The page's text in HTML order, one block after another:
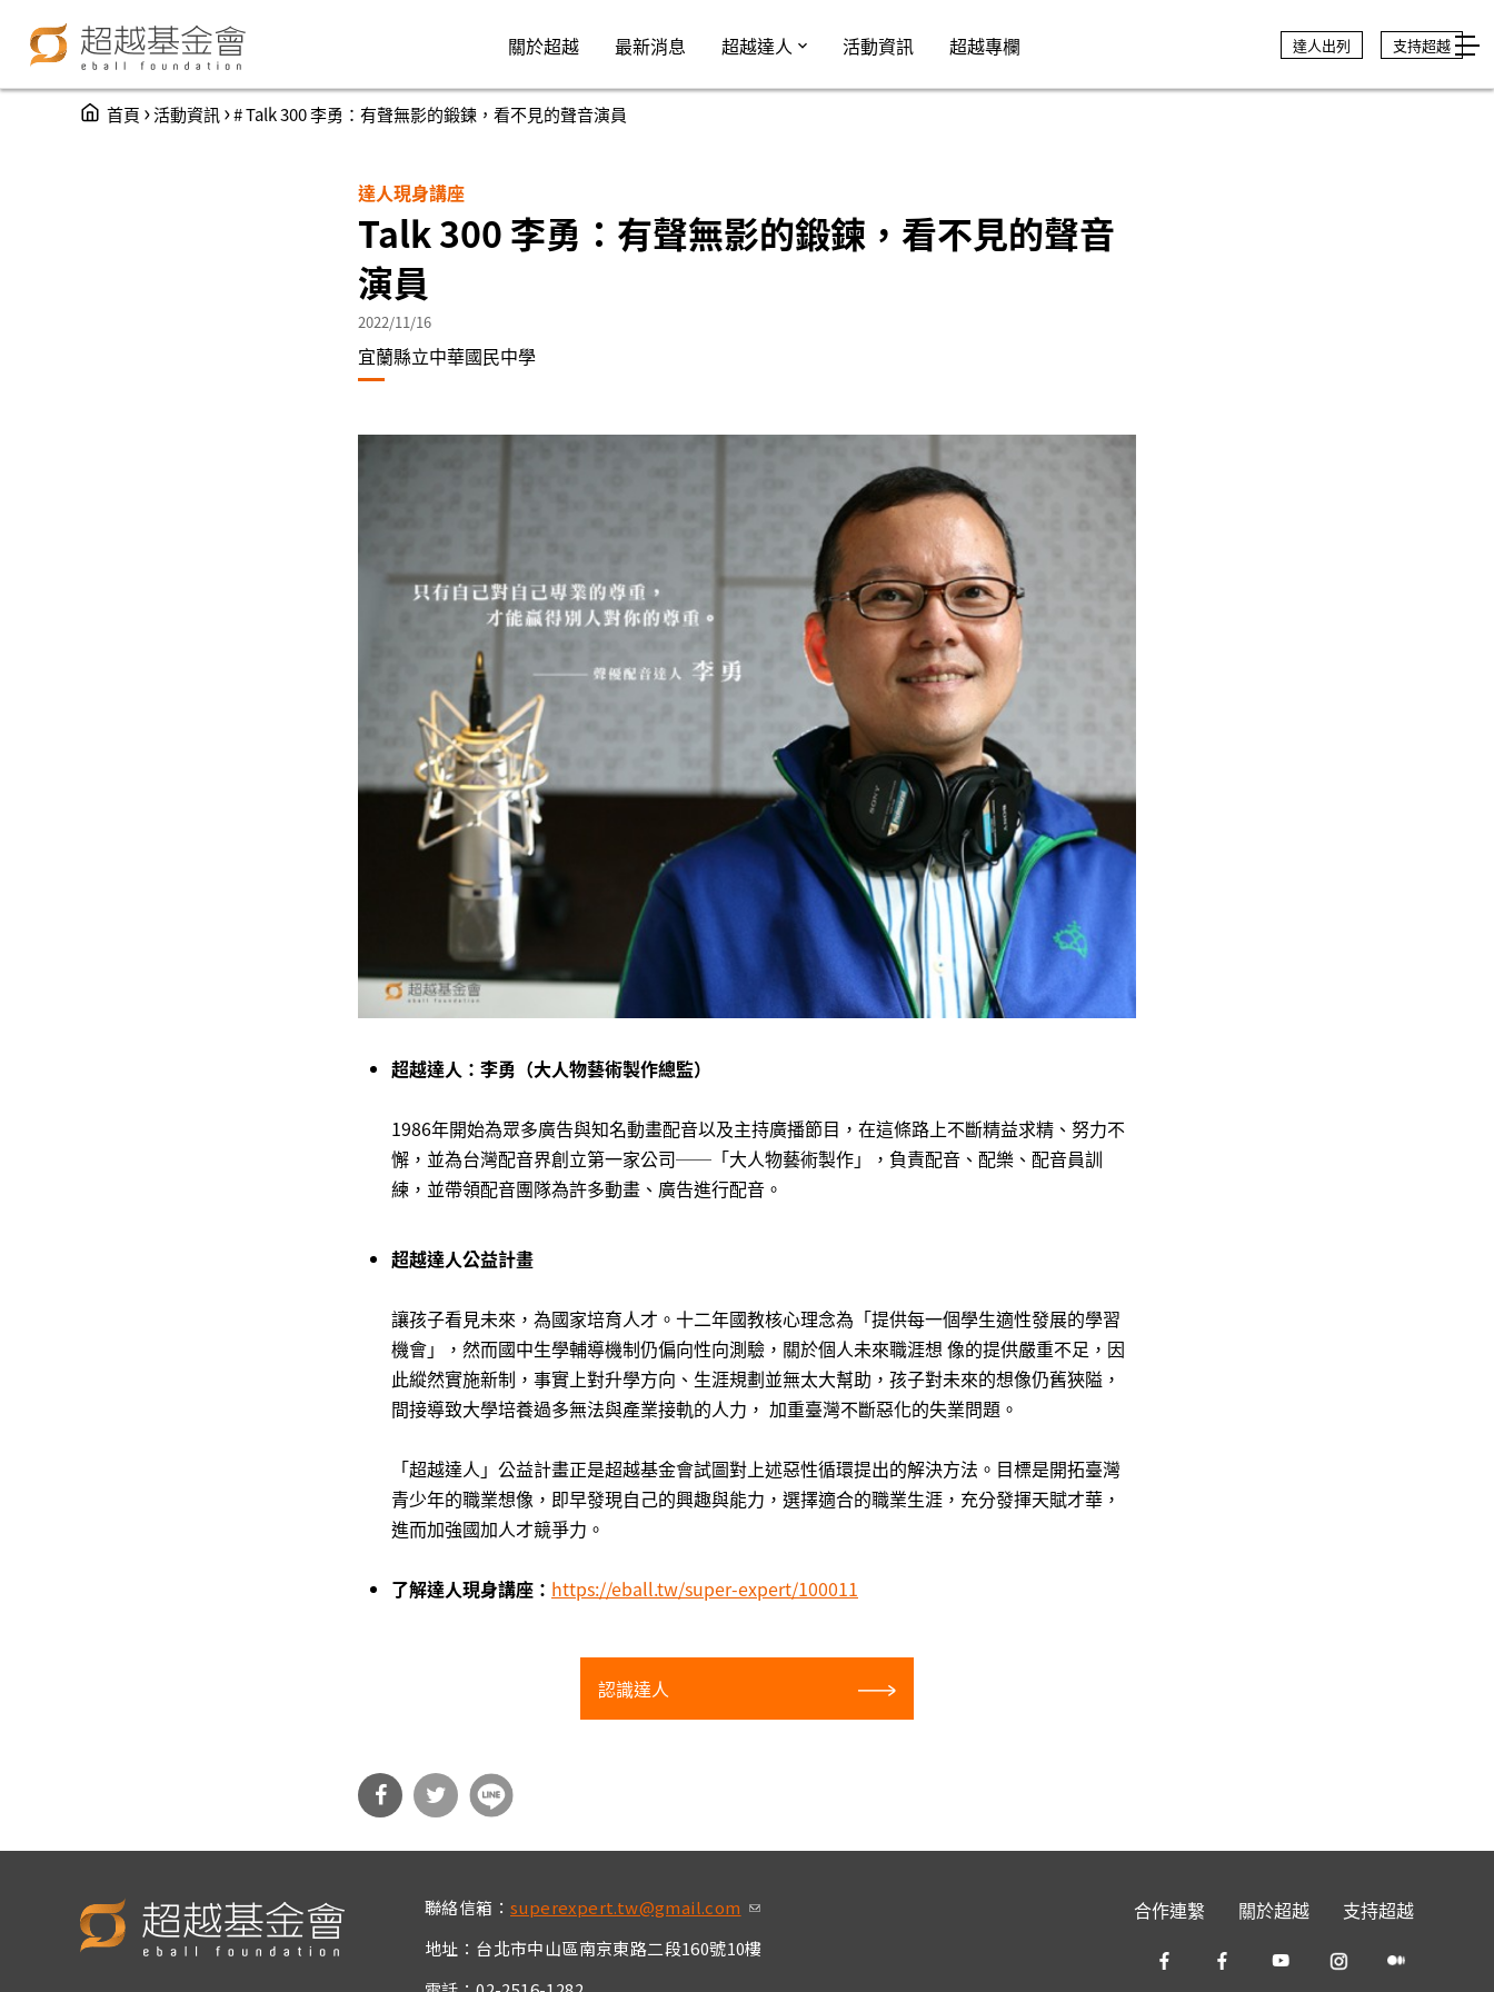
You are here
首頁 ›活動資訊 ›# Talk 300 李勇：有聲無影的鍛鍊，看不見的聲音演員
達人現身講座
Talk 300 李勇：有聲無影的鍛鍊，看不見的聲音
演員
2022/11/16
宜蘭縣立中華國民中學
超越達人：李勇（大人物藝術製作總監）
1986年開始為眾多廣告與知名動畫配音以及主持廣播節目，在這條路上不斷精益求精、努力不
懈，並為台灣配音界創立第一家公司──「大人物藝術製作」，負責配音、配樂、配音員訓
練，並帶領配音團隊為許多動畫、廣告進行配音。
超越達人公益計畫
讓孩子看見未來，為國家培育人才。十二年國教核心理念為「提供每一個學生適性發展的學習
機會」，然而國中生學輔導機制仍偏向性向測驗，關於個人未來職涯想 像的提供嚴重不足，因
此縱然實施新制，事實上對升學方向、生涯規劃並無太大幫助，孩子對未來的想像仍舊狹隘，
間接導致大學培養過多無法與產業接軌的人力， 加重臺灣不斷惡化的失業問題。
「超越達人」公益計畫正是超越基金會試圖對上述惡性循環提出的解決方法。目標是開拓臺灣
青少年的職業想像，即早發現自己的興趣與能力，選擇適合的職業生涯，充分發揮天賦才華，
進而加強國加人才競爭力。
了解達人現身講座： https://eball.tw/super-expert/100011
認識達人
聯絡信箱： superexpert.tw@gmail.com (link sends e-mai
地址：台北市中山區南京東路二段160號10樓
合作連繫 關於超越 支持超越
關於超越 最新消息 超越達人 活動資訊 超越專欄 達人出列 支持超越